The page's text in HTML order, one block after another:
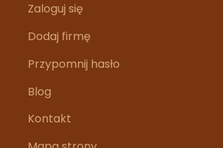
Zaloguj się
Dodaj firmę
Przypomnij hasło
Blog
Kontakt